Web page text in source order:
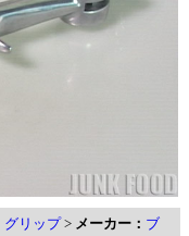
グリップ> メーカー： ブ